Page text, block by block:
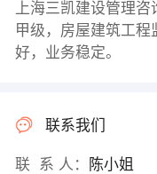
上海三凯建设管理咨
甲级，房屋建筑工
好，业务稳定。
联系我们
联 系 人：
陈小姐